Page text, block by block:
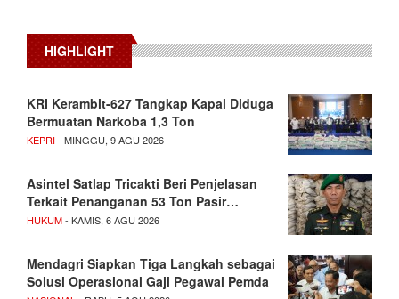
HIGHLIGHT
KRI Kerambit-627 Tangkap Kapal Diduga
Bermuatan Narkoba 1,3 Ton
KEPRI- MINGGU, 9 AGU 2026
Asintel Satlap Tricakti Beri Penjelasan
Terkait Penanganan 53 Ton Pasir…
HUKUM- KAMIS, 6 AGU 2026
Mendagri Siapkan Tiga Langkah sebagai
Solusi Operasional Gaji Pegawai Pemda